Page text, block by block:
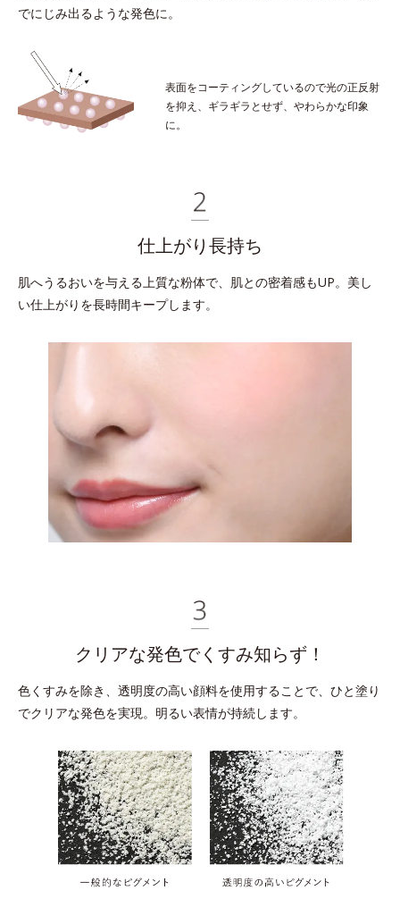
でにじみ出るような発色に。
表面をコーティングしているので光の正反射
を抑え、 ギラギラとせず、やわらかな印象
に。
仕上がり長持ち
肌へうるおいを与える上質な粉体で、 肌との密着感もUP。美し
い仕上がりを長時間キープします。
クリアな発色でくすみ知らず！
色くすみを除き、透明度の高い顔料を使用することで、 ひと塗り
でクリアな発色を実現。明るい表情が持続します。